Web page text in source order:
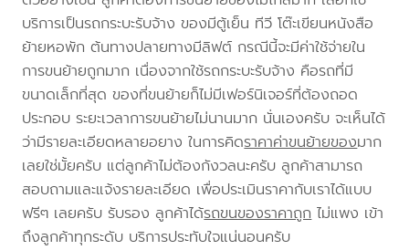
บริการเป็นรถกระบะรับจ้าง ของมีตู้เย็น ทีวี โต๊ะเขียนหนังสือ
ย้ายหอพัก ต้นทางปลายทางมีลิฟต์ กรณีนี้จะมีค่าใช้จ่ายใน
การขนย้ายถูกมาก เนื่องจากใช้รถกระบะรับจ้าง คือรถที่มี
ขนาดเล็กที่สุด ของที่ขนย้ายก็ไม่มีเฟอร์นิเจอร์ที่ต้องถอด
ประกอบ ระยะเวลาการขนย้ายไม่นานมาก นั่นเองครับ จะเห็นได้
ว่ามีรายละเอียดหลายอยาง ในการคิดราคาค่าขนย้ายของมาก
เลยใช่มั้ยครับ แต่ลูกค้าไม่ต้องกังวลนะครับ ลูกค้าสามารถ
สอบถามและแจ้งรายละเอียด เพื่อประเมินราคากับเราได้แบบ
ฟรีๆ เลยครับ รับรอง ลูกค้าได้รถขนของราคาถูกไม่แพง เข้า
ถึงลูกค้าทุกระดับ บริการประทับใจแน่นอนครับ